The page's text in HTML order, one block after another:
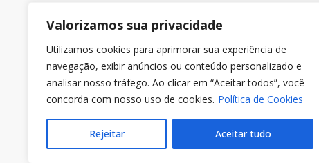
Valorizamos sua privacidade
Utilizamos cookies para aprimorar sua experiência de
navegação, exibir anúncios ou conteúdo personalizado e
analisar nosso tráfego. Ao clicar em “Aceitar todos”, você
concorda com nosso uso de cookies. Política de Cookies
Rejeitar Aceitar tudo
© 2025 Todos os direitos